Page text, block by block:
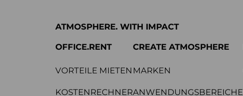
ATMOSPHERE. WITH IMPACT
OFFICE.RENT
VORTEILE MIETEN
KOSTENRECHNER
CREATE ATMOSPHERE
MARKEN
ANWENDUNGSBEREICHE